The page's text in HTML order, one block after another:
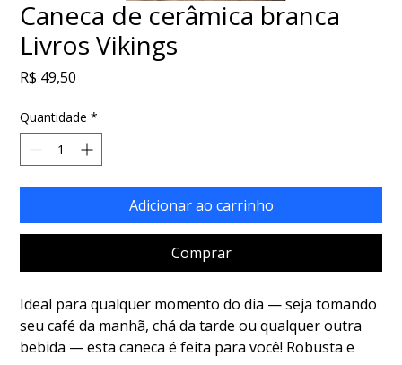
Caneca de cerâmica branca
Livros Vikings
R$ 49,50
Quantidade *
Adicionar ao carrinho
Comprar
Ideal para qualquer momento do dia — seja tomando
seu café da manhã, chá da tarde ou qualquer outra
bebida — esta caneca é feita para você! Robusta e